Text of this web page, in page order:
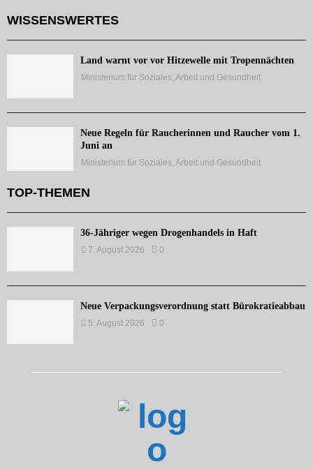
WISSENSWERTES
Land warnt vor vor Hitzewelle mit Tropennächten
Ministerium für Soziales, Arbeit und Gesundheit
Neue Regeln für Raucherinnen und Raucher vom 1.
Juni an
Ministerium für Soziales, Arbeit und Gesundheit
TOP-THEMEN
36-Jähriger wegen Drogenhandels in Haft
7. August 2026 0
Neue Verpackungsverordnung statt Bürokratieabbau
5. August 2026 0